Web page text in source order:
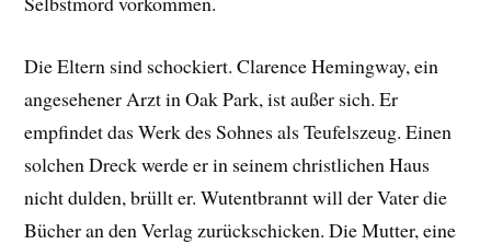
Die Eltern sind schockiert. Clarence Hemingway, ein
angesehener Arzt in Oak Park, ist außer sich. Er
empfindet das Werk des Sohnes als Teufelszeug. Einen
solchen Dreck werde er in seinem christlichen Haus
nicht dulden, brüllt er. Wutentbrannt will der Vater die
Bücher an den Verlag zurückschicken. Die Mutter, eine